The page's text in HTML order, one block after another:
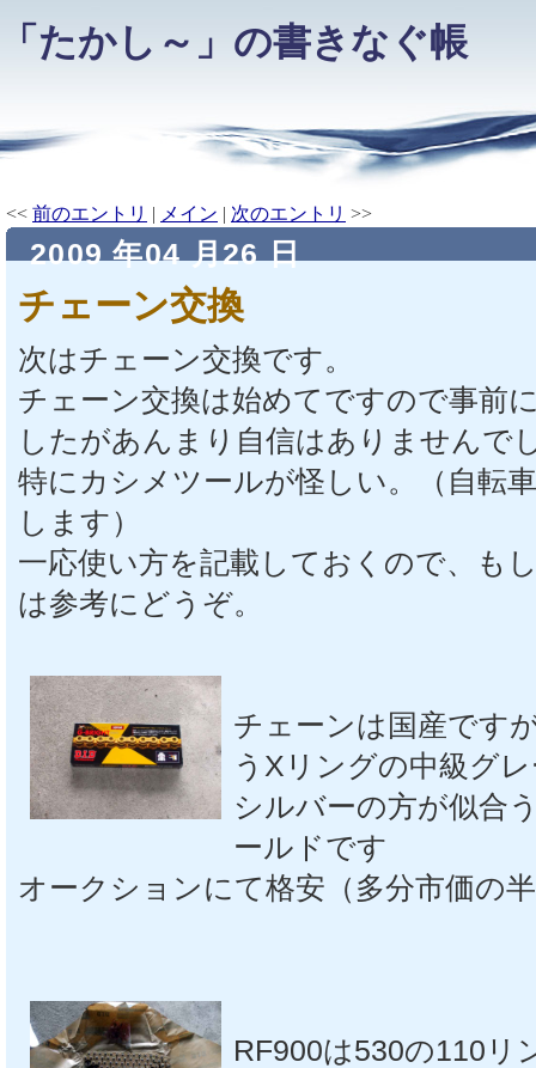
「たかし～」の書きなぐ帳
<< 前のエントリ | メイン | 次のエントリ >>
2009 年04 月26 日
チェーン交換
次はチェーン交換です。
チェーン交換は始めてですので事前
したがあんまり自信はありませんで
特にカシメツールが怪しい。（自転
します）
一応使い方を記載しておくので、も
は参考にどうぞ。
チェーンは国産です
うXリングの中級グ
シルバーの方が似合
ールドです
オークションにて格安（多分市価の
RF900は530の110リ